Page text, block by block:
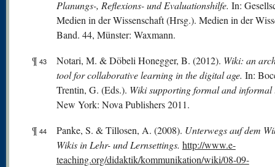
Planungs-, Reflexions- und Evaluationshilfe. In:
Medien in der Wissenschaft (Hrsg.). Medien in der
Band. 44, Münster: Waxmann.
¶ 43 Notari, M. & Döbeli Honegger, B. (2012). Wiki: an
tool for collaborative learning in the digital age. In:
Trentin, G. (Eds.). Wiki supporting formal and informal
New York: Nova Publishers 2011.
¶ 44 Panke, S. & Tillosen, A. (2008). Unterwegs auf dem
Wikis in Lehr- und Lernsettings. http://www.e-
teaching.org/didaktik/kommunikation/wiki/08-09-